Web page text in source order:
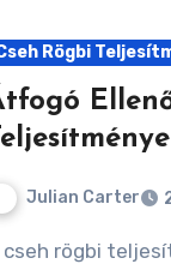
Rögbi
Julian Carter